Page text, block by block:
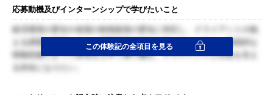
応募動機及びインターンシップで学びたいこと
経済環境の変化や各国の租税政策の変化に対応し、クライアントの抱
える課題を解決したい。国際税務の動向を常にウォッチし、徹底的な
情報収集によって変化を上手く乗り越え、クライアントと社会を支え
この体験記の全項目を見る